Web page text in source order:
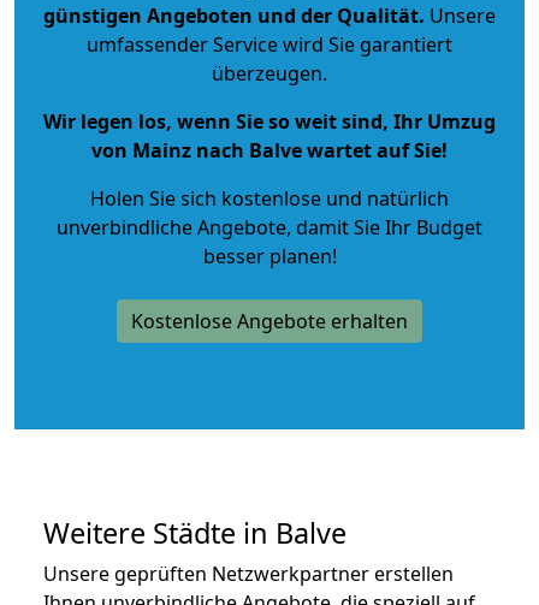
günstigen Angeboten und der Qualität. Unsere
umfassender Service wird Sie garantiert
überzeugen.
Wir legen los, wenn Sie so weit sind, Ihr Umzug
von Mainz nach Balve wartet auf Sie!
Holen Sie sich kostenlose und natürlich
unverbindliche Angebote, damit Sie Ihr Budget
besser planen!
Kostenlose Angebote erhalten
Weitere Städte in Balve
Unsere geprüften Netzwerkpartner erstellen